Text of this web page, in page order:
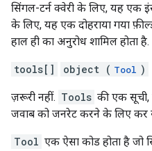
सिंगल-टर्न क्वेरी के लिए, यह एक
के लिए, यह एक दोहराया गया
हाल ही का अनुरोध शामिल होता है.
tools[] object ( Tool )
ज़रूरी नहीं. Tools की एक सूची,
जवाब को जनरेट करने के लिए कर
Tool एक ऐसा कोड होता है जो